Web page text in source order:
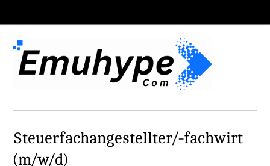
Steuerfachangestellter/-fachwirt
(m/w/d)